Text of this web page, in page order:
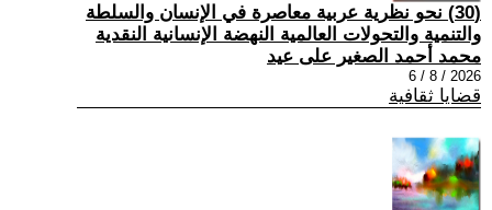
(30) نحو نظرية عربية معاصرة في الإنسان والسلطة
والتنمية والتحولات العالمية النهضة الإنسانية النقدية
محمد أحمد الصغير على عيد
2026 / 8 / 6
قضايا ثقافية